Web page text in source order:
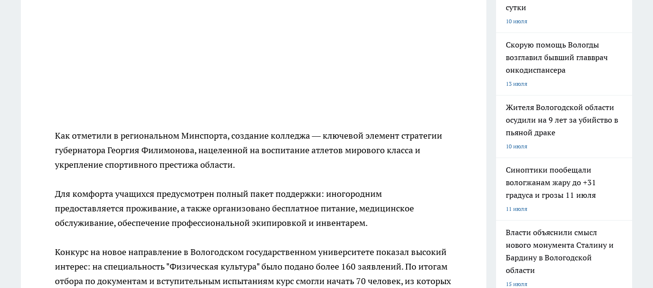
Как отметили в региональном Минспорта, создание колледжа — ключевой элемент стратегии
губернатора Георгия Филимонова, нацеленной на воспитание атлетов мирового класса и
укрепление спортивного престижа области.
Для комфорта учащихся предусмотрен полный пакет поддержки: иногородним
предоставляется проживание, а также организовано бесплатное питание, медицинское
обслуживание, обеспечение профессиональной экипировкой и инвентарем.
Конкурс на новое направление в Вологодском государственном университете показал высокий
интерес: на специальность "Физическая культура" было подано более 160 заявлений. По итогам
отбора по документам и вступительным испытаниям курс смогли начать 70 человек, из которых
сутки
10 июля
Скорую помощь Вологды
возглавил бывший главврач
онкодиспансера
13 июля
Жителя Вологодской области
осудили на 9 лет за убийство в
пьяной драке
10 июля
Синоптики пообещали
вологжанам жару до +31
градуса и грозы 11 июля
11 июля
Власти объяснили смысл
нового монумента Сталину и
Бардину в Вологодской
области
15 июля